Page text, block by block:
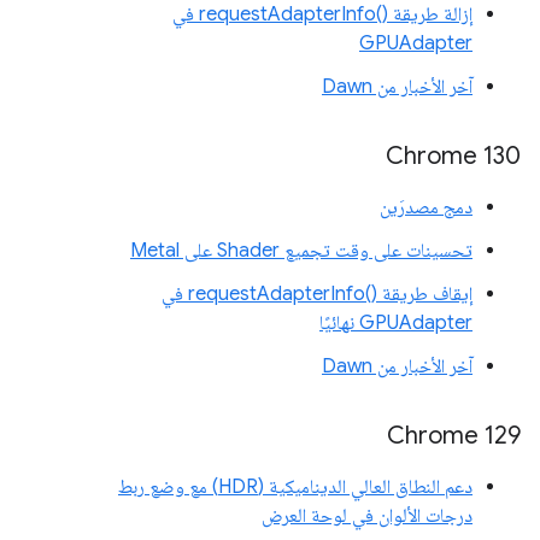
إزالة طريقة requestAdapterInfo()‎ في
GPUAdapter
آخر الأخبار من Dawn
Chrome 130
دمج مصدرَين
تحسينات على وقت تجميع Shader على Metal
إيقاف طريقة requestAdapterInfo()‎ في
GPUAdapter نهائيًا
آخر الأخبار من Dawn
Chrome 129
دعم النطاق العالي الديناميكية (HDR) مع وضع ربط
درجات الألوان في لوحة العرض